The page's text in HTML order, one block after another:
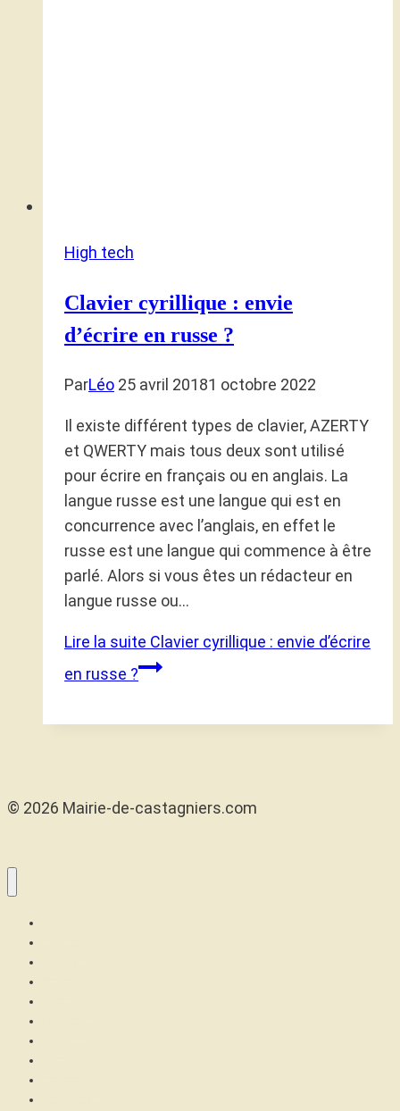
High tech
Clavier cyrillique : envie
d’écrire en russe ?
ParLéo 25 avril 20181 octobre 2022
Il existe différent types de clavier, AZERTY
et QWERTY mais tous deux sont utilisé
pour écrire en français ou en anglais. La
langue russe est une langue qui est en
concurrence avec l’anglais, en effet le
russe est une langue qui commence à être
parlé. Alors si vous êtes un rédacteur en
langue russe ou…
Lire la suite Clavier cyrillique : envie d’écrire
en russe ?
© 2026 Mairie-de-castagniers.com